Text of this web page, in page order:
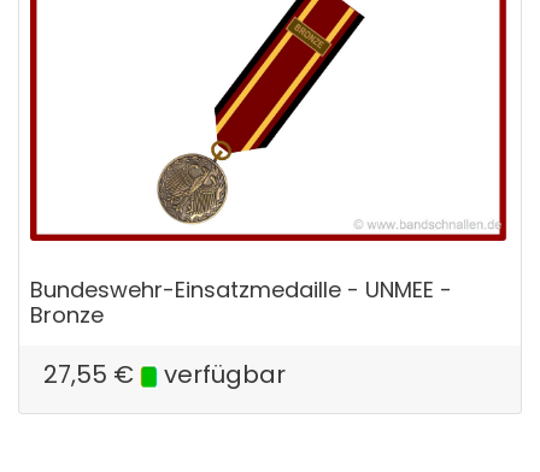
Bundeswehr-Einsatzmedaille - UNMEE -
Bronze
27,55 € verfügbar